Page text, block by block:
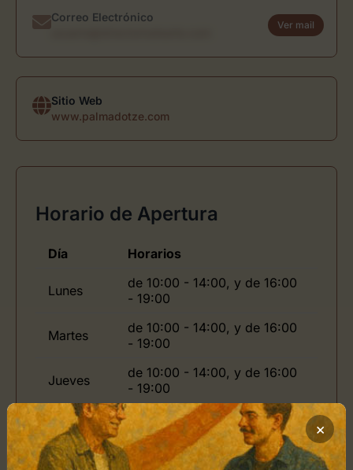
Correo Electrónico
Ver mail
Sitio Web
www.palmadotze.com
Horario de Apertura
Día Horarios
Lunes
de 10:00 - 14:00, y de 16:00
- 19:00
Martes
de 10:00 - 14:00, y de 16:00
- 19:00
Jueves
de 10:00 - 14:00, y de 16:00
- 19:00
Viernes
de 10:00 - 14:00, y de 16:00
- 19:00
Domingo
de -
×